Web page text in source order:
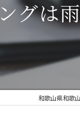
グは
和歌山県和歌